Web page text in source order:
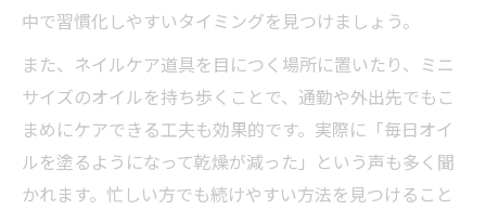
中で習慣化しやすいタイミングを見つけましょう。
また、ネイルケア道具を目につく場所に置いたり、ミニ
サイズのオイルを持ち歩くことで、通勤や外出先でもこ
まめにケアできる工夫も効果的です。実際に「毎日オイ
ルを塗るようになって乾燥が減った」という声も多く聞
かれます。忙しい方でも続けやすい方法を見つけること